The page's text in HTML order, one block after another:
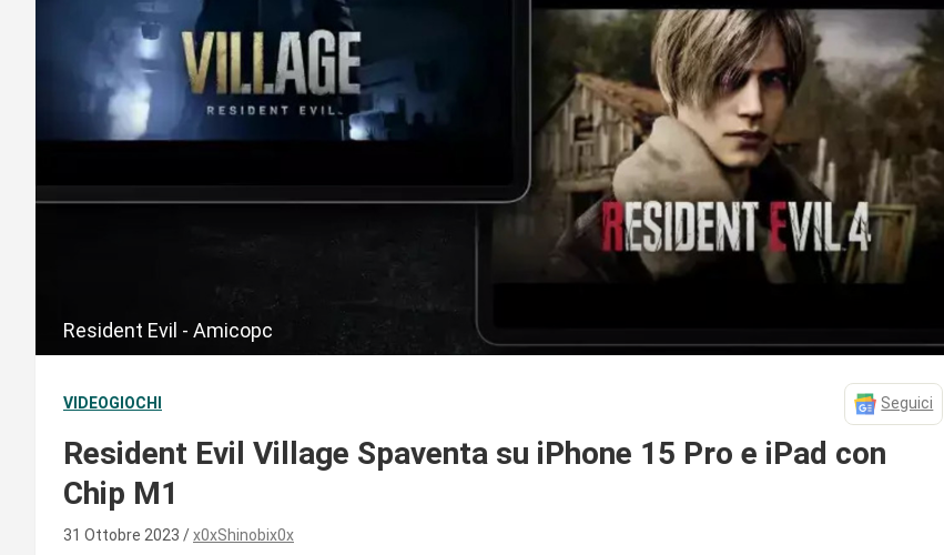
Resident Evil - Amicopc
VIDEOGIOCHI Seguici
Resident Evil Village Spaventa su iPhone 15 Pro e iPad con
Chip M1
31 Ottobre 2023 x0xShinobix0x